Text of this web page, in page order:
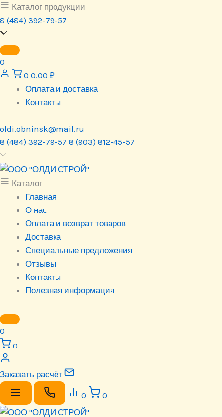
Перейти
к
содержимому
Каталог продукции
8 (484) 392-79-57
0
0 0.00 ₽
Оплата и доставка
Контакты
oldi.obninsk@mail.ru
8 (484) 392-79-57 8 (903) 812-45-57
Каталог
Главная
О нас
Оплата и возврат товаров
Доставка
Специальные предложения
Отзывы
Контакты
Полезная информация
0
0
Заказать расчёт
0 0